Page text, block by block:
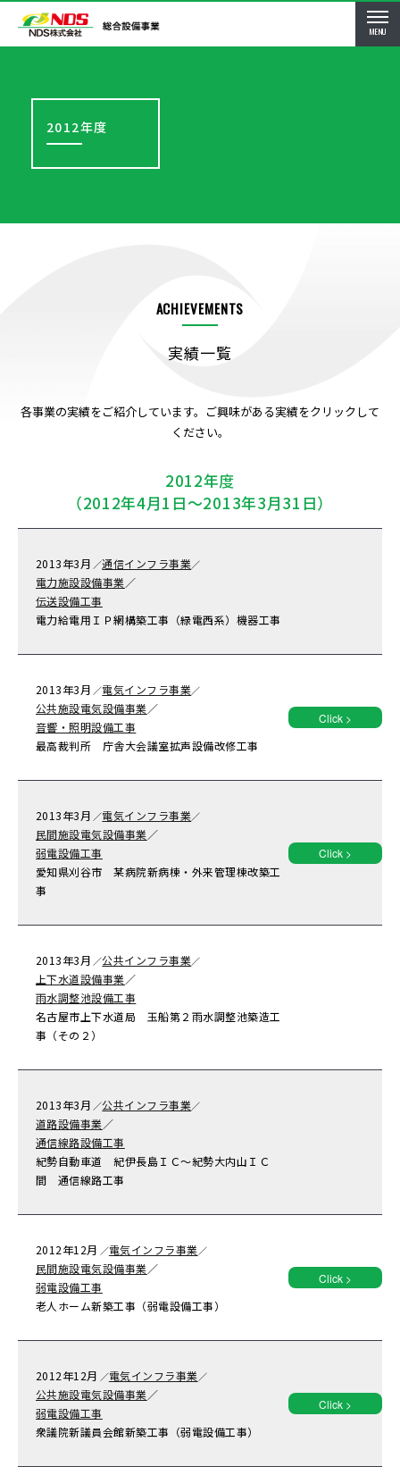
MENU
2012年度
ACHIEVEMENTS
実績一覧
各事業の実績をご紹介しています。ご興味がある実績をクリックして
ください。
2012年度
（2012年4月1日～2013年3月31日）
2013年3月 ／通信インフラ事業／
電力施設設備事業／
伝送設備工事
電力給電用ＩＰ網構築工事（緑電西系）機器工事
2013年3月 ／電気インフラ事業／
公共施設電気設備事業／
音響・照明設備工事
最高裁判所 庁舎大会議室拡声設備改修工事
Click >
2013年3月 ／電気インフラ事業／
民間施設電気設備事業／
弱電設備工事
愛知県刈谷市 某病院新病棟・外来管理棟改築工
事
Click >
2013年3月 ／公共インフラ事業／
上下水道設備事業／
雨水調整池設備工事
名古屋市上下水道局 玉船第２雨水調整池築造工
事（その２）
2013年3月 ／公共インフラ事業／
道路設備事業／
通信線路設備工事
紀勢自動車道 紀伊長島ＩＣ～紀勢大内山ＩＣ
間 通信線路工事
2012年12月 ／電気インフラ事業／
民間施設電気設備事業／
弱電設備工事
老人ホーム新築工事（弱電設備工事）
Click >
2012年12月 ／電気インフラ事業／
公共施設電気設備事業／
弱電設備工事
衆議院新議員会館新築工事（弱電設備工事）
Click >